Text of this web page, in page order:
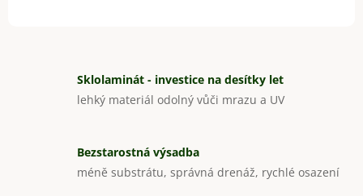
Sklolaminát - investice na desítky let
lehký materiál odolný vůči mrazu a UV
Bezstarostná výsadba
méně substrátu, správná drenáž, rychlé osazení